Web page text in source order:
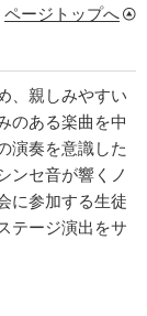
ページトップへ
、親しみやすい
のある楽曲を中
演奏を意識した
ンセ音が響くノ
に参加する生徒
テージ演出をサ